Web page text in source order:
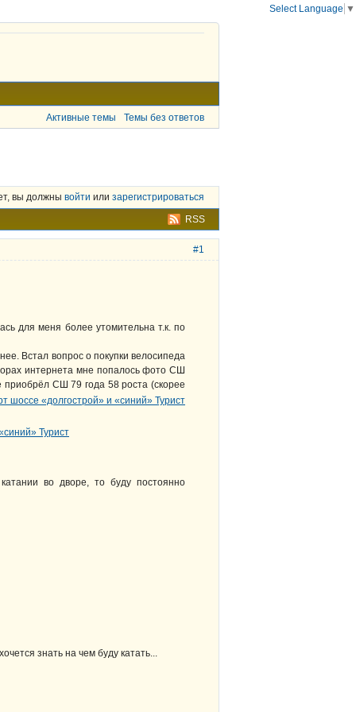
Активные темы Темы без ответов
вы должны войти или зарегистрироваться
RSS
#1
для меня более утомительна т.к. по
Встал вопрос о покупки велосипеда
интернета мне попалось фото СШ
приобрёл СШ 79 года 58 роста (скорее
во дворе, то буду постоянно
знать на чем буду катать...
Select Language ▼